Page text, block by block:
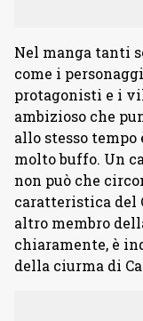
Nel manga tanti
come i
protagonisti e i
ambizioso che
allo stesso tempo
molto buffo. Un
non può che
caratteristica del
altro membro
chiaramente, è
della ciurma di